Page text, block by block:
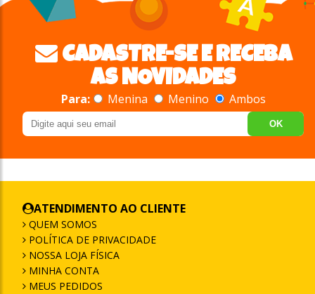
CADASTRE-SE E RECEBA
AS NOVIDADES
Para: Menina Menino Ambos
OK
ATENDIMENTO AO CLIENTE
QUEM SOMOS
POLÍTICA DE PRIVACIDADE
NOSSA LOJA FÍSICA
MINHA CONTA
MEUS PEDIDOS